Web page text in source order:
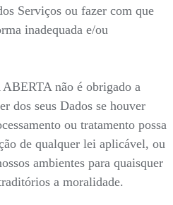
Serviços ou fazer com que
inadequada e/ou
não é obrigado a
dos seus Dados se houver
ou tratamento possa
de qualquer lei aplicável, ou
ambientes para quaisquer
a moralidade.